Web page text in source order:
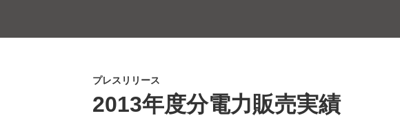
プレスリリース
2013年度分電力販売実績